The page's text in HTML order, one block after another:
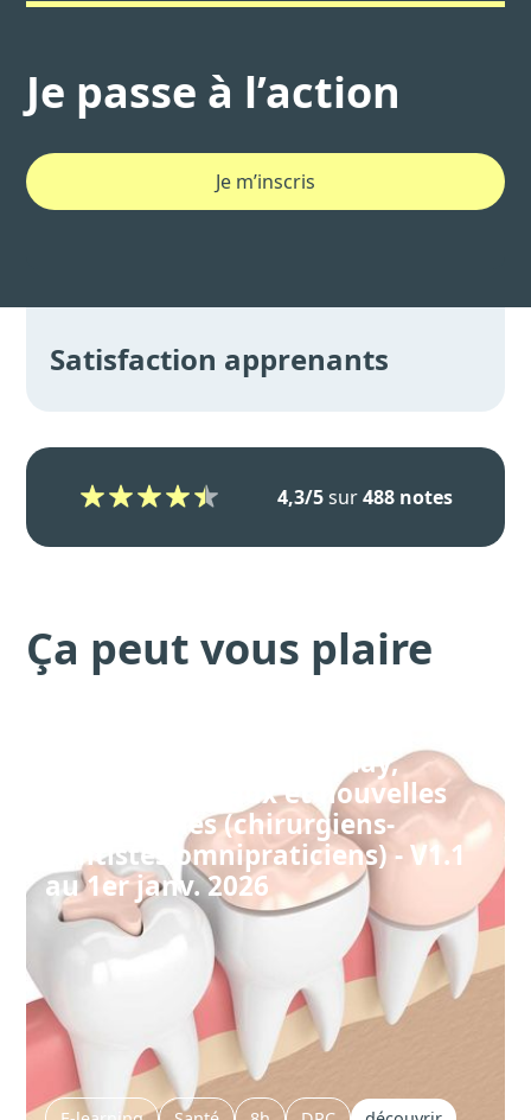
Je passe à l’action
Je m’inscris
Satisfaction apprenants
4,3/5sur488 notes
Ça peut vous plaire
Formation dentiste : Inlay,
Onlay, matériaux et nouvelles
technologies (chirurgiens-
dentistes omnipraticiens) - V1.1
au 1er janv. 2026